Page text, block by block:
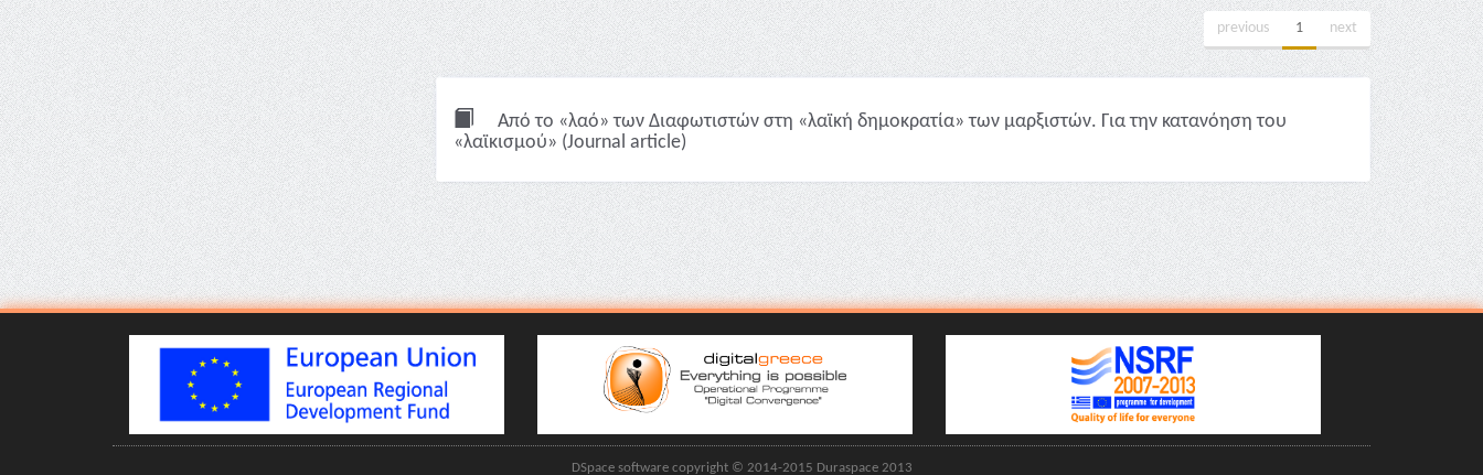
previous 1 next
Από το «λαό» των Διαφωτιστών στη «λαϊκή δημοκρατία» των μαρξιστών. Για την κατανόηση του
«λαϊκισμού» (Journal article)
DSpace software copyright © 2014-2015 Duraspace 2013